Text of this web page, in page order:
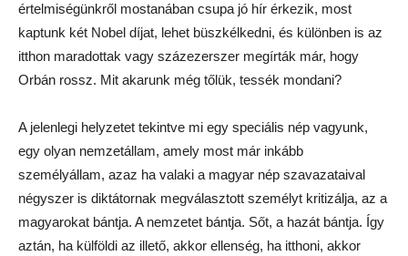
értelmiségünkről mostanában csupa jó hír érkezik, most
kaptunk két Nobel díjat, lehet büszkélkedni, és különben is az
itthon maradottak vagy százezerszer megírták már, hogy
Orbán rossz. Mit akarunk még tőlük, tessék mondani?
A jelenlegi helyzetet tekintve mi egy speciális nép vagyunk,
egy olyan nemzetállam, amely most már inkább
személyállam, azaz ha valaki a magyar nép szavazataival
négyszer is diktátornak megválasztott személyt kritizálja, az a
magyarokat bántja. A nemzetet bántja. Sőt, a hazát bántja. Így
aztán, ha külföldi az illető, akkor ellenség, ha itthoni, akkor